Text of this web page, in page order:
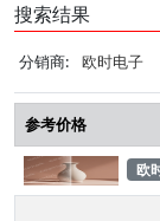
搜索结果
分销商: 欧时电子
参考价格
欧